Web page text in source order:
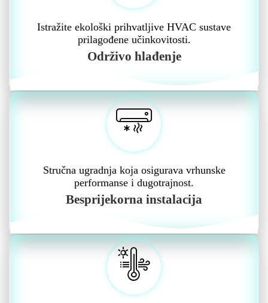
Istražite ekološki prihvatljive HVAC sustave
prilagođene učinkovitosti.
Održivo hlađenje
Stručna ugradnja koja osigurava vrhunske
performanse i dugotrajnost.
Besprijekorna instalacija